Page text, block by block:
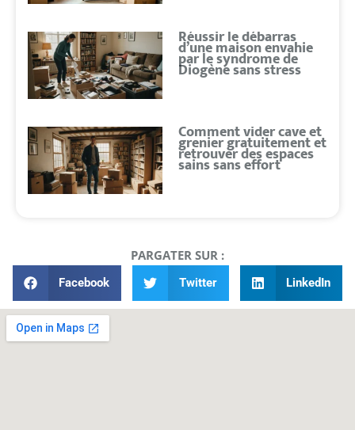
Réussir le débarras
d’une maison envahie
par le syndrome de
Diogène sans stress
Comment vider cave et
grenier gratuitement et
retrouver des espaces
sains sans effort
PARGATER SUR :
Facebook Twitter LinkedIn